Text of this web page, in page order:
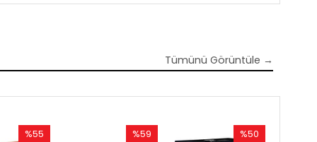
Tümünü Görüntüle →
%55
%59
%50